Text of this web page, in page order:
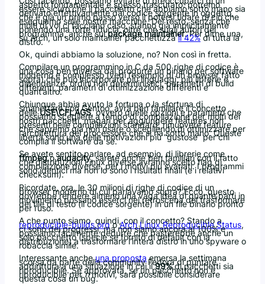
aspetto fondamentale e spesso trascurato: potremo
essere sicuro che il pacchetto che abbiamo sotto mano sia
derivato effettivamente dal codice sorgente in oggetto,
che è già un primo passo verso il potersi fidare di ciò che
eseguiamo sulle nostre macchine. Del resto, senza che
molti di voi ci facciano caso, stanno già implicitamente
ponendo una forte fiducia, oltre che sugli autori del
programma, anche suipackage maintainer. Per dirne una,
su Arch, un solo maintainer pacchettizzail 42%di tutta la
distro.
Ok, quindi abbiamo la soluzione, no? Non così in fretta.
Compilare un programmino in C da 500 righe di codice è
una cosa ben diversa dal produrre un binario per software
moderno e complesso (vedi l’esempio di un browser fatto
sopra) che può incorporare più linguaggi, più librerie e
dipendenze, ordini non deterministici, parametri di build
differenti, parametri di ottimizzazione differenti e
quant’altro.
Chiunque abbia avuto la fortuna o la sfortuna di
smanettare con Gentoo, avrà ben familiare il concetto
delleUSE\CFLAGS, ovvero quelle opzioni e parametri che
possiamo scegliere a tempo di compilazione per molti dei
nostri pacchetti, magari per aggiungere features non
presenti nelle compilazioni standard, rimuovere feature
che sapremo già non usare o scegliendo di ottimizzare per
l’architettura del processore che si ha sotto mano. Queste
libertà sono una delle motivazioni più “gustose” per chi
compila il software da sé.
Se avete sentito parlare, ad esempio, di librerie come
ffmpegoaudacity,sarete anche ben familiari con il fatto
che distribuzioni Linux diverse avranno scelto flag di
compilazione diverse, per i motivi più svariati. I programmi
sono identici ma non lo sono i risultati finali (e i relativi
checksum).
Ricordate, ora, le 30 milioni di righe di codice di un
browser moderno di cui parlavamo sopra? Ecco, questo
dovrebbe rendere almeno una vaga idea di quante parti in
movimento possano esserci nel retroscena del trasformare
dei file di testo (il codice sorgente) in un file binario pronto
per l’uso.
A che punto siamo, quindi, con il concetto? Stando a
reproducible-builds.orgoArch Linux Reproducible Status,
ci sono dei progressi, ma non siamo ancora al 100% e
possiamo facilmente dedurre che basterebbe anche un
solo pacchetto (specie se fornito di default con la
distribuzione) a trasformare l’intera distro in uno spyware o
robaccia simile.
Interessante ancheuna proposta emersa la settimana
scorsa da parte della community Fedora di puntare
addirittura a una situazione in cui il99%di pacchetti sia
riproducibile. Se approvata, se un pacchetto non è
riproducibile pernmotivi, sarà possibile considerare
questa cosa un bug.